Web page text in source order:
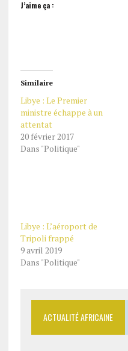
J’aime ça :
Similaire
Libye : Le Premier
ministre échappe à un
attentat
20 février 2017
Dans "Politique"
Libye : L’aéroport de
Tripoli frappé
9 avril 2019
Dans "Politique"
ACTUALITÉ AFRICAINE